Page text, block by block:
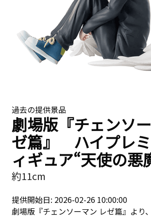
過去の提供景品
劇場版『チェンソ
ゼ篇』 ハイプレミ
ィギュア“天使の悪
約11cm
提供開始日: 2026-02-26 10:00:00
劇場版『チェンソーマン レゼ篇』より